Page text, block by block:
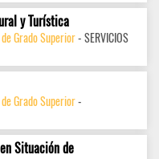
y Turística
Grado Superior- SERVICIOS
Grado Superior-
Situación de